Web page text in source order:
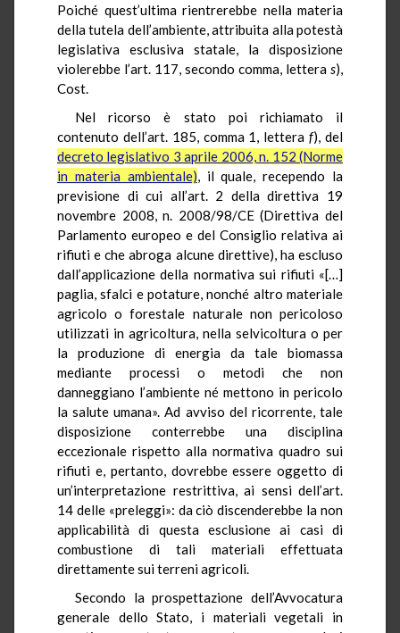
Poiché quest’ultima rientrerebbe nella materia
della tutela dell’ambiente, attribuita alla potestà
legislativa esclusiva statale, la disposizione
violerebbe l’art. 117, secondo comma, lettera s),
Cost.
Nel ricorso è stato poi richiamato il
contenuto dell’art. 185, comma 1, letteraf), del
decreto legislativo 3 aprile 2006, n. 152 (Norme
in materia ambientale), il quale, recependo la
previsione di cui all’art. 2 della direttiva 19
novembre 2008, n. 2008/98/CE (Direttiva del
Parlamento europeo e del Consiglio relativa ai
rifiuti e che abroga alcune direttive), ha escluso
dall’applicazione della normativa sui rifiuti «[…]
paglia, sfalci e potature, nonché altro materiale
agricolo o forestale naturale non pericoloso
utilizzati in agricoltura, nella selvicoltura o per
la produzione di energia da tale biomassa
mediante processi o metodi che non
danneggiano l’ambiente né mettono in pericolo
la salute umana». Ad avviso del ricorrente, tale
disposizione conterrebbe una disciplina
eccezionale rispetto alla normativa quadro sui
rifiuti e, pertanto, dovrebbe essere oggetto di
un’interpretazione restrittiva, ai sensi dell’art.
14 delle «preleggi»: da ciò discenderebbe la non
applicabilità di questa esclusione ai casi di
combustione di tali materiali effettuata
direttamente sui terreni agricoli.
Secondo la prospettazione dell’Avvocatura
generale dello Stato, i materiali vegetali in